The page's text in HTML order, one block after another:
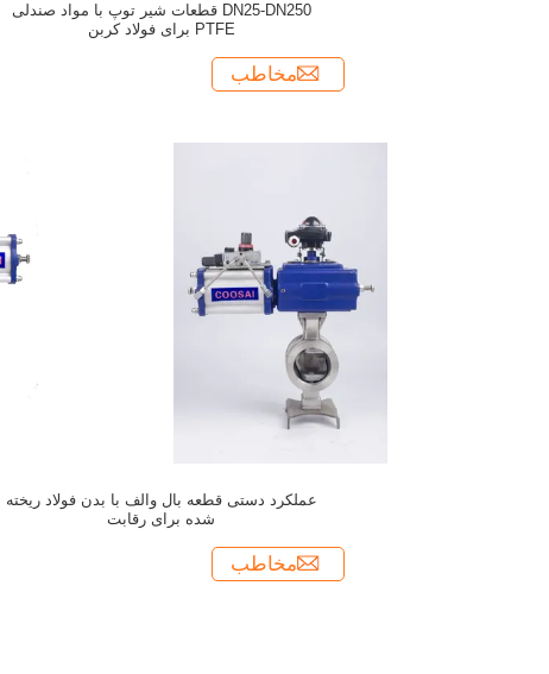
DN25-DN250 قطعات شیر توپ با مواد صندلی
PTFE برای فولاد کربن
مخاطب
عملکرد دستی قطعه بال والف با بدن فولاد ریخته
شده برای رقابت
مخاطب